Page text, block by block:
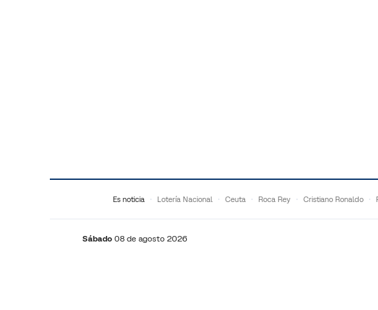
Es noticia Lotería Nacional Ceuta Roca Rey Cristiano Ronaldo
Sábado 08 de agosto 2026